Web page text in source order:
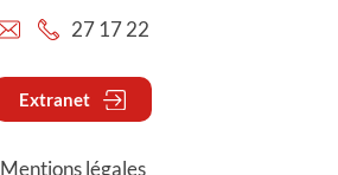
27 17 22
Extranet
Mentions légales